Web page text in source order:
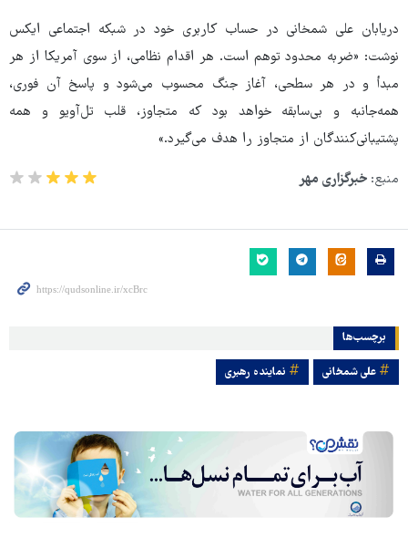
دریابان علی شمخانی در حساب کاربری خود در شبکه اجتماعی ایکس
نوشت: «ضربه محدود توهم است. هر اقدام نظامی، از سوی آمریکا از هر
مبدأ و در هر سطحی، ‎آغاز جنگ محسوب می‌شود و پاسخ آن فوری،
‎همه‌جانبه و بی‌سابقه خواهد بود که متجاوز، قلب ‎تل‌آویو و همه
پشتیبانی‌کنندگان از متجاوز را هدف می‌گیرد.»
منبع: خبرگزاری مهر
برچسب‌ها
علی شمخانی نماینده رهبری